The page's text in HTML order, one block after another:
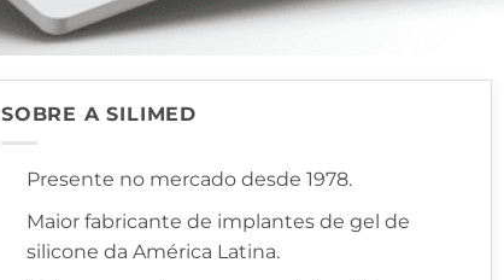
SOBRE A SILIMED
Presente no mercado desde 1978.
Maior fabricante de implantes de gel de
silicone da América Latina.